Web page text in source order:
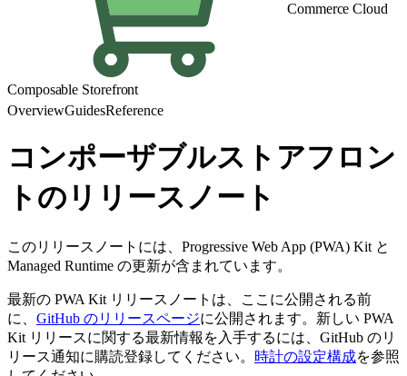
Commerce Cloud
Composable Storefront
OverviewGuidesReference
コンポーザブルストアフロン
トのリリースノート
このリリースノートには、Progressive Web App (PWA) Kit と
Managed Runtime の更新が含まれています。
最新の PWA Kit リリースノートは、ここに公開される前
に、 GitHub のリリースページに公開されます。新しい PWA
Kit リリースに関する最新情報を入手するには、GitHub のリ
リース通知に購読登録してください。 時計の設定構成を参照